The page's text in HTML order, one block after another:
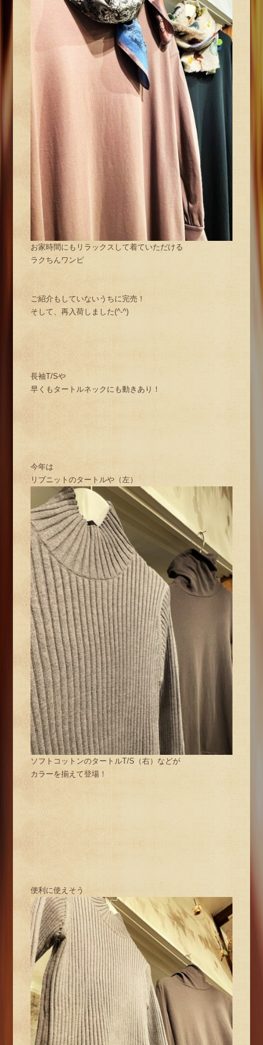
お家時間にもリラックスして着ていただける
ラクちんワンピ
ご紹介もしていないうちに完売！
そして、再入荷しました(^-^)
長袖T/Sや
早くもタートルネックにも動きあり！
今年は
リブニットのタートルや（左）
ソフトコットンのタートルT/S（右）などが
カラーを揃えて登場！
便利に使えそう